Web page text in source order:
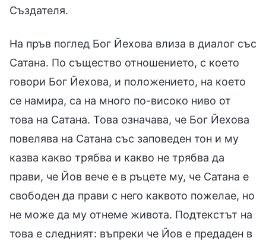
Създателя.
На пръв поглед Бог Йехова влиза в диалог със
Сатана. По същество отношението, с което
говори Бог Йехова, и положението, на което
се намира, са на много по-високо ниво от
това на Сатана. Това означава, че Бог Йехова
повелява на Сатана със заповеден тон и му
казва какво трябва и какво не трябва да
прави, че Йов вече е в ръцете му, че Сатана е
свободен да прави с него каквото пожелае, но
не може да му отнеме живота. Подтекстът на
това е следният: въпреки че Йов е предаден в